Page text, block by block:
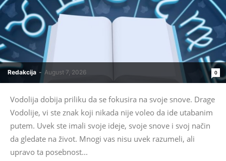
Redakcija - August 7, 2026 0
Vodolija dobija priliku da se fokusira na svoje snove. Drage
Vodolije, vi ste znak koji nikada nije voleo da ide utabanim
putem. Uvek ste imali svoje ideje, svoje snove i svoj način
da gledate na život. Mnogi vas nisu uvek razumeli, ali
upravo ta posebnost...